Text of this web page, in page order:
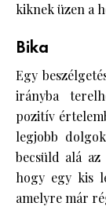
kiknek üzen a
Bika
Egy
irányba
pozitív
legjobb
becsüld alá
hogy egy kis
amelyre már